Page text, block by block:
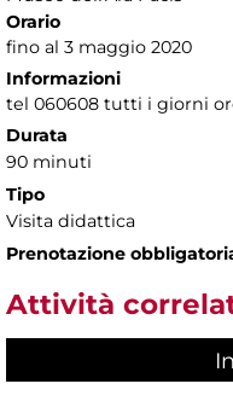
Orario
fino al 3 maggio 2020
Informazioni
tel 060608 tutti i giorni
Durata
90 minuti
Tipo
Visita didattica
Prenotazione
Attività